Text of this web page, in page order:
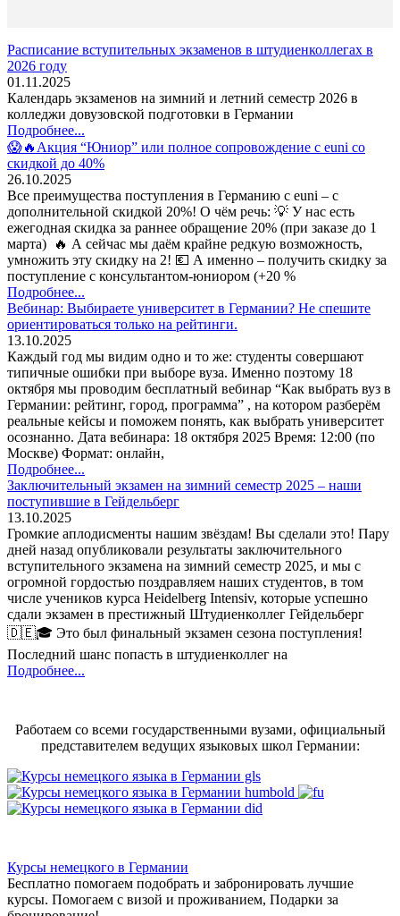
Расписание вступительных экзаменов в штудиенколлегах в
2026 году
01.11.2025
Календарь экзаменов на зимний и летний семестр 2026 в
колледжи довузовской подготовки в Германии
Подробнее...
😱🔥Акция “Юниор” или полное сопровождение с euni со
скидкой до 40%
26.10.2025
Все преимущества поступления в Германию с euni – с
дополнительной скидкой 20%! О чём речь: 💡 У нас есть
ежегодная скидка за раннее обращение 20% (при заказе до 1
марта) 🔥 А сейчас мы даём крайне редкую возможность,
умножить эту скидку на 2! 💶 А именно – получить скидку за
поступление с консультантом-юниором (+20 %
Подробнее...
Вебинар: Выбираете университет в Германии? Не спешите
ориентироваться только на рейтинги.
13.10.2025
Каждый год мы видим одно и то же: студенты совершают
типичные ошибки при выборе вуза. Именно поэтому 18
октября мы проводим бесплатный вебинар “Как выбрать вуз в
Германии: рейтинг, город, программа” , на котором разберём
реальные кейсы и поможем понять, как выбрать университет
осознанно. Дата вебинара: 18 октября 2025 Время: 12:00 (по
Москве) Формат: онлайн,
Подробнее...
Заключительный экзамен на зимний семестр 2025 – наши
поступившие в Гейдельберг
13.10.2025
Громкие аплодисменты нашим звёздам! Вы сделали это! Пару
дней назад опубликовали результаты заключительного
вступительного экзамена на зимний семестр 2025, и мы с
огромной гордостью поздравляем наших студентов, в том
числе учеников курса Heidelberg Intensiv, которые успешно
сдали экзамен в престижный Штудиенколлег Гейдельберг
🇩🇪🎓 Это был финальный экзамен сезона поступления!
Последний шанс попасть в штудиенколлег на
Подробнее...
Работаем со всеми государственными вузами, официальный
представителем ведущих языковых школ Германии:
Курсы немецкого в Германии
Бесплатно помогаем подобрать и забронировать лучшие
курсы. Помогаем с визой и проживанием, Подарки за